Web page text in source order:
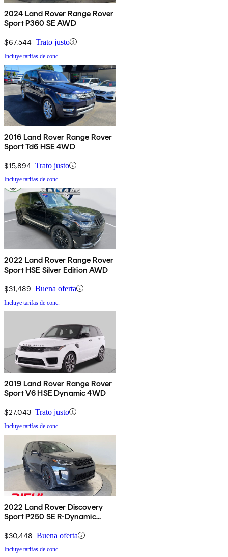
2024 Land Rover Range Rover
Sport P360 SE AWD
$67,544 Trato justo
Incluye tarifas de conc.
2016 Land Rover Range Rover
Sport Td6 HSE 4WD
$15,894 Trato justo
Incluye tarifas de conc.
2022 Land Rover Range Rover
Sport HSE Silver Edition AWD
$31,489 Buena oferta
Incluye tarifas de conc.
2019 Land Rover Range Rover
Sport V6 HSE Dynamic 4WD
$27,043 Trato justo
Incluye tarifas de conc.
2022 Land Rover Discovery
Sport P250 SE R-Dynamic
$30,448 Buena oferta
Incluye tarifas de conc.